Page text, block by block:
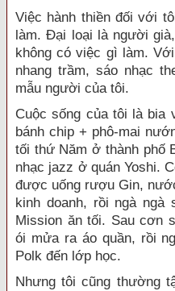
Việc hành thiền đối với
làm. Đại loại là người
không có việc gì làm.
nhang trầm, sáo nhạc
mẫu người của tôi.
Cuộc sống của tôi là bia
bánh chip + phô-mai
tối thứ Năm ở thành phố
nhạc jazz ở quán Yoshi.
được uống rượu Gin,
kinh doanh, rồi ngà
Mission ăn tối. Sau cơn
ói mửa ra áo quần, rồi
Polk đến lớp học.
Nhưng tôi cũng thường